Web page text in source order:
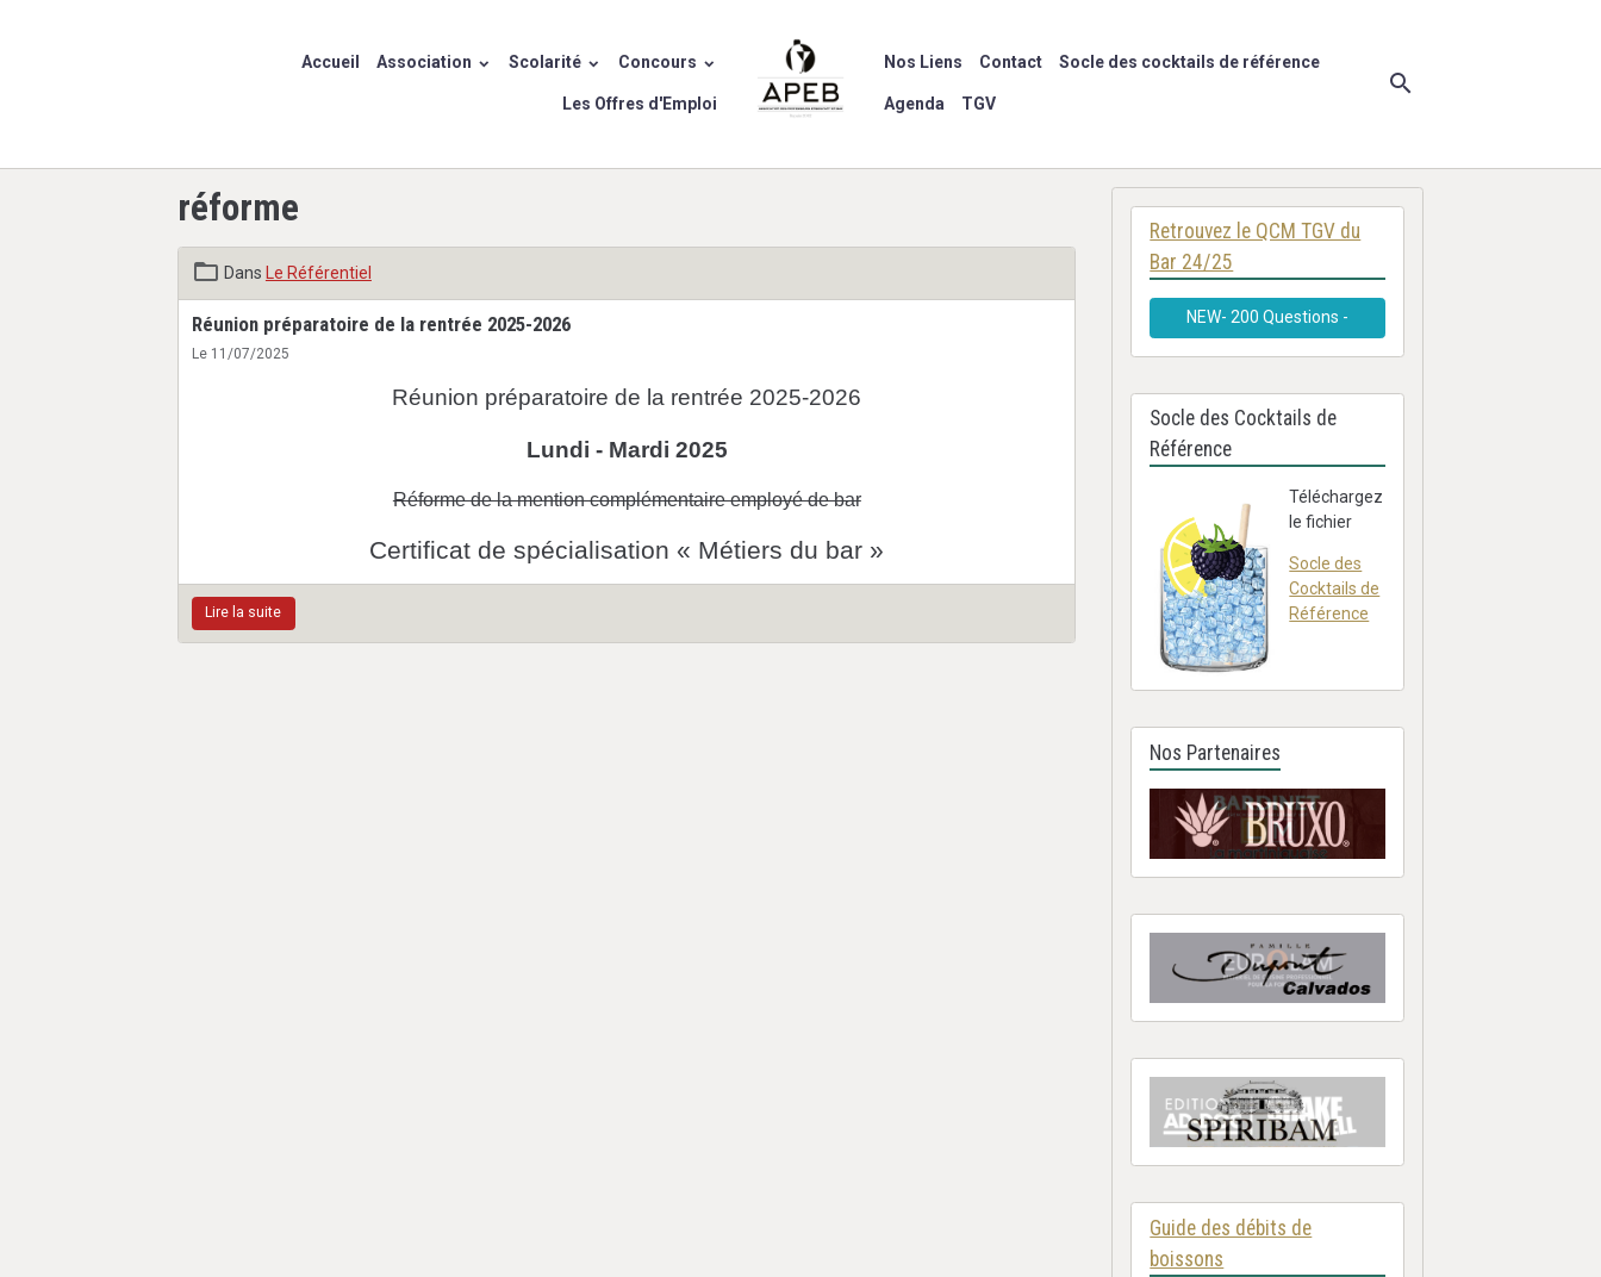
Accueil Association Scolarité Concours
Les Offres d'Emploi
Nos Liens Contact Socle des cocktails de référence
Agenda TGV
réforme
Dans Le Référentiel
Réunion préparatoire de la rentrée 2025-2026
Le 11/07/2025
Réunion préparatoire de la rentrée 2025-2026
Lundi - Mardi 2025
Réforme de la mention complémentaire employé de bar
Certificat de spécialisation « Métiers du bar »
Lire la suite
Retrouvez le QCM TGV du
Bar 24/25
NEW- 200 Questions -
Socle des Cocktails de
Référence
Téléchargez
le fichier
Socle des
Cocktails de
Référence
Nos Partenaires
Guide des débits de
boissons